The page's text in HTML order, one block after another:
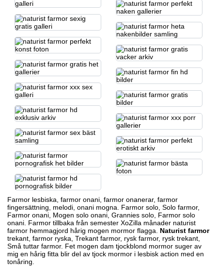
Farmor lesbiska, farmor onani, farmor onanerar, farmor
fingersättning, melodi, onani mogna. Farmor solo, Solo farmor,
Farmor onani, Mogen solo onani, Grannies solo, Farmor solo
onani. Farmor tillbaka från semester XoZilla månader naturist
farmor hemmagjord hårig mogen mormor flagga. Naturist farmor
trekant, farmor ryska, Trekant farmor, rysk farmor, rysk trekant,
Små tuttar farmor. Fet mogen dam tjockblond mormor suger av
mig en hårig fitta blir del av tjock mormor i lesbisk action med en
tonåring.